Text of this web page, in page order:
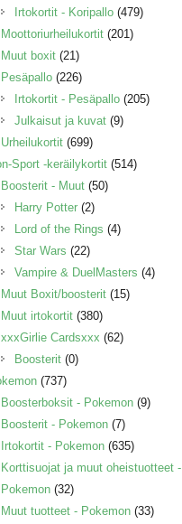
Irtokortit - Koripallo (479)
Moottoriurheilukortit (201)
Muut boxit (21)
Pesäpallo (226)
Irtokortit - Pesäpallo (205)
Julkaisut ja kuvat (9)
Urheilukortit (699)
Sport -keräilykortit (514)
Boosterit - Muut (50)
Harry Potter (2)
Lord of the Rings (4)
Star Wars (22)
Vampire & DuelMasters (4)
Muut Boxit/boosterit (15)
Muut irtokortit (380)
xxxGirlie Cardsxxx (62)
Boosterit (0)
(737)
Boosterboksit - Pokemon (9)
Boosterit - Pokemon (7)
Irtokortit - Pokemon (635)
Korttisuojat ja muut oheistuotteet -
Pokemon (32)
Muut tuotteet - Pokemon (33)